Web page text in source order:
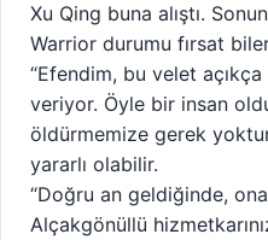
Xu Qing buna alıştı.
Warrior durumu fırsat
“Efendim, bu velet
veriyor. Öyle bir insan
öldürmemize gerek
yararlı olabilir.
“Doğru an geldiğinde,
Alçakgönüllü